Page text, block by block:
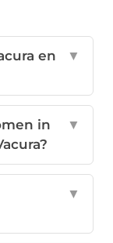
en
▼
in
▼
▼